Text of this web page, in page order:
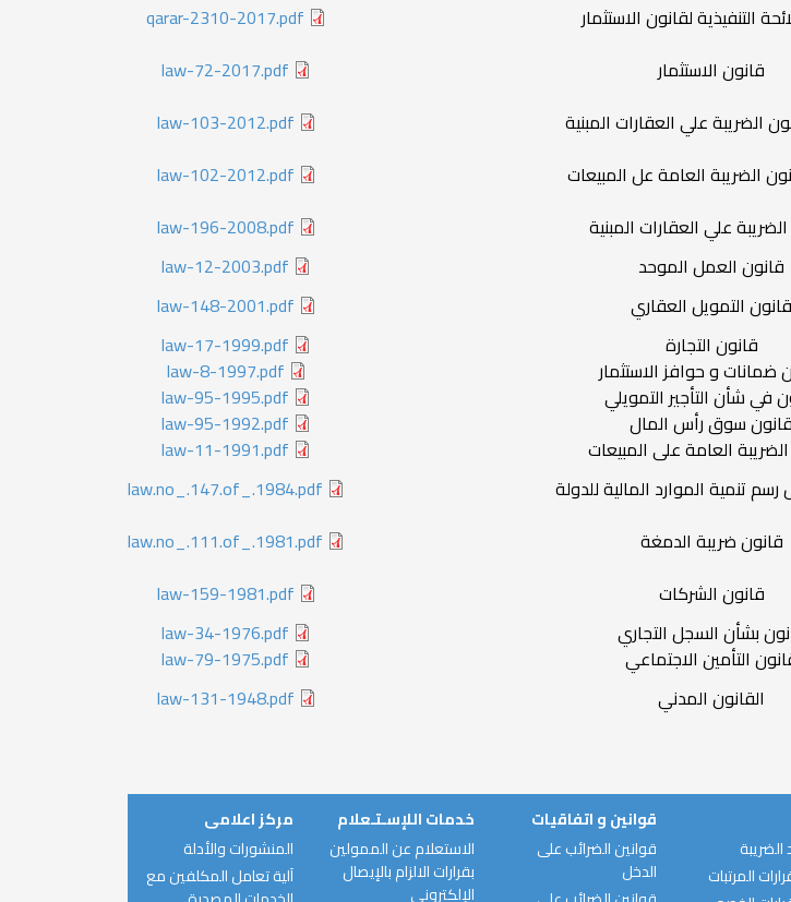
التنفيذية لقانون الاستثمار
qarar-2310-2017.pdf
قانون الاستثمار
law-72-2017.pdf
الضريبة علي العقارات المبنية
law-103-2012.pdf
الضريبة العامة عل المبيعات
law-102-2012.pdf
علي العقارات المبنية
law-196-2008.pdf
قانون العمل الموحد
law-12-2003.pdf
قانون التمويل العقاري
law-148-2001.pdf
قانون التجارة
law-17-1999.pdf
ضمانات و حوافز الاستثمار
law-8-1997.pdf
في شأن التأجير التمويلي
law-95-1995.pdf
قانون سوق رأس المال
law-95-1992.pdf
العامة على المبيعات
law-11-1991.pdf
تنمية الموارد المالية للدولة
law.no_.147.of_.1984.pdf
قانون ضريبة الدمغة
law.no_.111.of_.1981.pdf
قانون الشركات
law-159-1981.pdf
بشأن السجل التجاري
law-34-1976.pdf
التأمين الاجتماعي
law-79-1975.pdf
القانون المدني law-131-1948.pdf
المرتبات
قوانين و اتفاقيات
قوانين الضرائب على
الدخل
خدمات اللإسـتـعلام
الاستعلام عن الممولين
بقرارات الالزام بالإيصال
الإلكتروني
مركز اعلامى
المنشورات والأدلة
آلية تعامل المكلفين مع